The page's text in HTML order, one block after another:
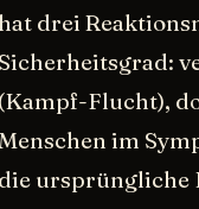
drei
Flucht),
im
ursprüngliche